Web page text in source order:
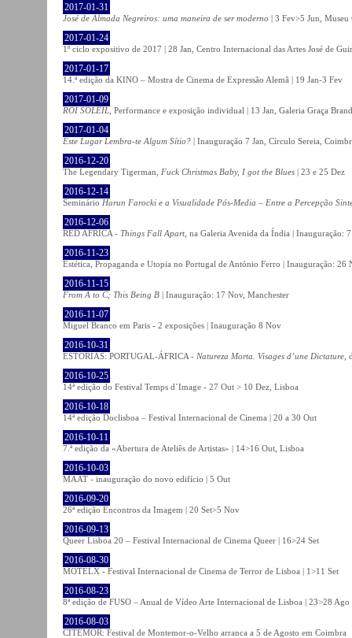
2017-01-31
José de Almada Negreiros: uma maneira de ser moderno | 3 Fev>5 Jun,
2017-01-24
1º ciclo expositivo de 2017 | 28 Jan, Centro Internacional das Artes José de
2017-01-17
14.ª edição da KINO – Mostra de Cinema de Expressão Alemã | 19 Jan-3 Fev
2017-01-09
ROI SOLEIL , Performance e exposição individual | 13 Jan, Galeria Graça
2017-01-04
Este Lugar Lembra-te Algum Sítio? | Inauguração 7 Jan, Círculo Sereia,
2016-12-20
The Legendary Tigerman, Fuck Christmas Baby, I got the Blues | 23 e 25 Dez
2016-12-14
Seminário Harun Farocki e a Visualidade Pós-Media – Entre a Percepção
2016-12-06
RED AFRICA - Things Fall Apart , na Galeria Avenida da Índia | Inauguração:
2016-11-23
Estética, Propaganda e Utopia no Portugal de António Ferro | Inauguração: 26
2016-11-15
From A to C; This Being B | Inauguração: 17 Nov, Manchester
2016-11-07
Miguel Branco em Paris - 2 exposições | Inauguração 8 Nov
2016-10-31
ESTÓRIAS: PORTUGAL-ÁFRICA - Natureza Morta. Visages d’une Dictature
2016-10-25
14ª edição do Festival Temps d´Image - 27 Out > 10 Dez, Lisboa
2016-10-18
14ª edição Doclisboa – Festival Internacional de Cinema | 20 a 30 Out
2016-10-11
7.ª edição da «Abertura de Ateliês de Artistas» | 14>16 Out, Lisboa
2016-10-03
MAAT - inauguração do novo edifício | 5 Out
2016-09-20
26ª edição Encontros da Imagem | 20 Set>5 Nov
2016-09-13
Queer Lisboa 20 – Festival Internacional de Cinema Queer | 16>24 Set
2016-08-30
MOTELX - Festival Internacional de Cinema de Terror de Lisboa | 1>11 Set
2016-08-23
8ª edição de FUSO – Anual de Vídeo Arte Internacional de Lisboa | 23>28 Ago
2016-08-03
CITEMOR: Festival de Montemor-o-Velho arranca a 5 de Agosto em Coimbra